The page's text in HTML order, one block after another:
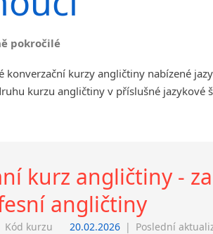
nad Labem
pokročilé
konverzační kurzy angličtiny nabízené
kurzu angličtiny v příslušné
kurz angličtiny -
angličtiny
Kód kurzu 20.02.2026 | Poslední